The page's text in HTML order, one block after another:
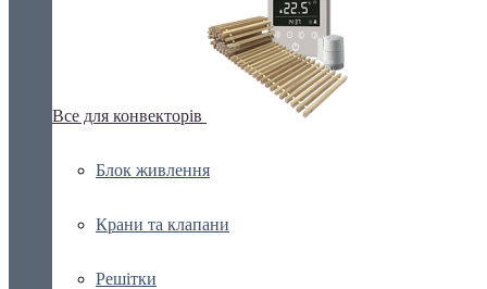
Все для конвекторів
Блок живлення
Крани та клапани
Решітки